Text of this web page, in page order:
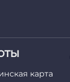
карта